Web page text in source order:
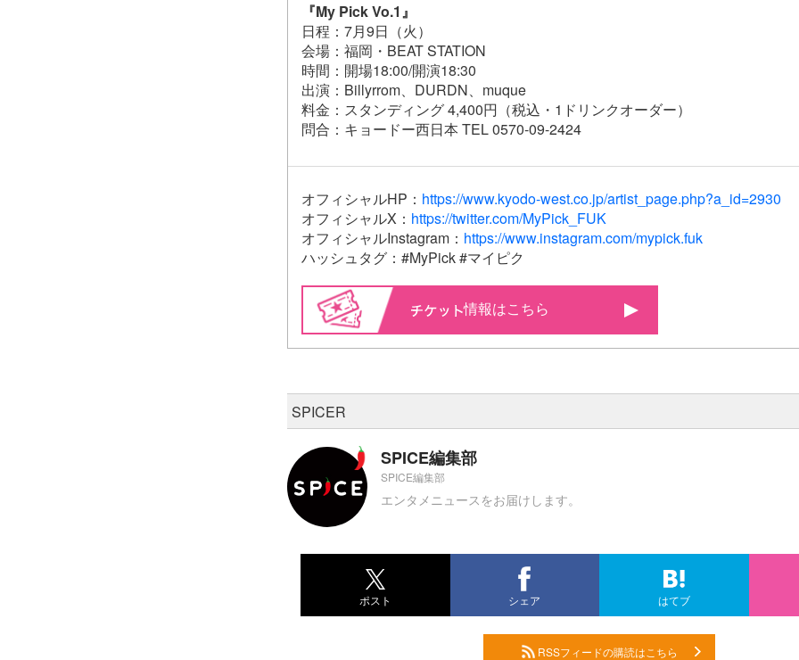
『My Pick Vo.1』
日程：7月9日（火）
会場：福岡・BEAT STATION
時間：開場18:00/開演18:30
出演：Billyrrom、DURDN、muque
料金：スタンディング 4,400円（税込・1ドリンクオーダー）
問合：キョードー西日本 TEL 0570-09-2424
オフィシャルHP： https://www.kyodo-west.co.jp/artist_page.php?a_id=2930
オフィシャルX： https://twitter.com/MyPick_FUK
オフィシャルInstagram： https://www.instagram.com/mypick.fuk
ハッシュタグ：#MyPick #マイピク
情報はこちら
SPICER
SPICE編集部
SPICE編集部
エンタメニュースをお届けします。
ポスト シェア はてブ
RSSフィードの購読はこちら